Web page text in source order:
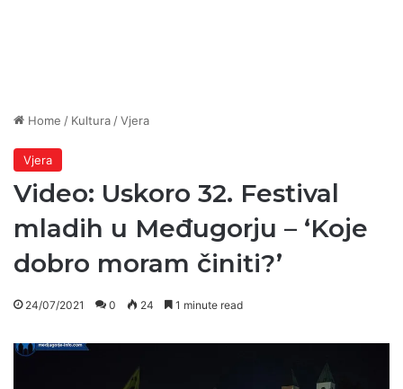
Home / Kultura /Vjera
Vjera
Video: Uskoro 32. Festival
mladih u Međugorju – ‘Koje
dobro moram činiti?’
24/07/2021 0 24 1 minute read